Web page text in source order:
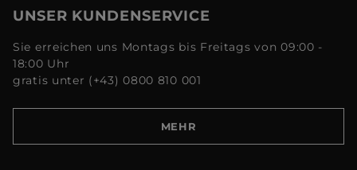
UNSER KUNDENSERVICE
Sie erreichen uns Montags bis Freitags von 09:00 -
18:00 Uhr
gratis unter (+43) 0800 810 001
MEHR